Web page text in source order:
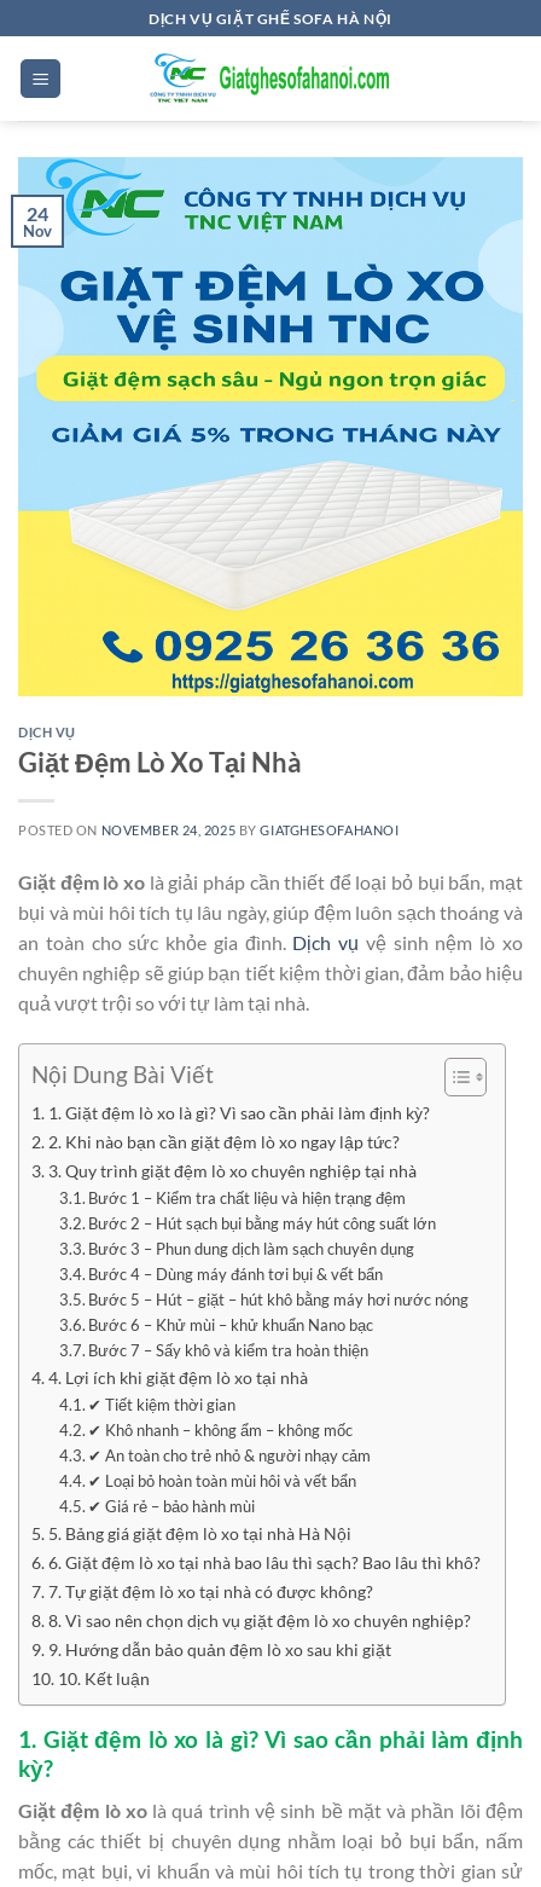
to
content
DỊCH VỤ GIẶT GHẾ SOFA HÀ NỘI
24
Nov
DỊCH VỤ
Giặt Đệm Lò Xo Tại Nhà
POSTED ON NOVEMBER 24, 2025 BYGIATGHESOFAHANOI
Giặt đệm lò xolà giải pháp cần thiết để loại bỏ bụi bẩn, mạt
bụi và mùi hôi tích tụ lâu ngày, giúp đệm luôn sạch thoáng và
an toàn cho sức khỏe gia đình. Dịch vụ vệ sinh nệm lò xo
chuyên nghiệp sẽ giúp bạn tiết kiệm thời gian, đảm bảo hiệu
quả vượt trội so với tự làm tại nhà.
Nội Dung Bài Viết
1. Giặt đệm lò xo là gì? Vì sao cần phải làm định kỳ?
2. Khi nào bạn cần giặt đệm lò xo ngay lập tức?
3. Quy trình giặt đệm lò xo chuyên nghiệp tại nhà
Bước 1 – Kiểm tra chất liệu và hiện trạng đệm
Bước 2 – Hút sạch bụi bằng máy hút công suất lớn
Bước 3 – Phun dung dịch làm sạch chuyên dụng
Bước 4 – Dùng máy đánh tơi bụi & vết bẩn
Bước 5 – Hút – giặt – hút khô bằng máy hơi nước nóng
Bước 6 – Khử mùi – khử khuẩn Nano bạc
Bước 7 – Sấy khô và kiểm tra hoàn thiện
4. Lợi ích khi giặt đệm lò xo tại nhà
✔ Tiết kiệm thời gian
✔ Khô nhanh – không ẩm – không mốc
✔ An toàn cho trẻ nhỏ & người nhạy cảm
✔ Loại bỏ hoàn toàn mùi hôi và vết bẩn
✔ Giá rẻ – bảo hành mùi
5. Bảng giá giặt đệm lò xo tại nhà Hà Nội
6. Giặt đệm lò xo tại nhà bao lâu thì sạch? Bao lâu thì khô?
7. Tự giặt đệm lò xo tại nhà có được không?
8. Vì sao nên chọn dịch vụ giặt đệm lò xo chuyên nghiệp?
9. Hướng dẫn bảo quản đệm lò xo sau khi giặt
10. Kết luận
1. Giặt đệm lò xo là gì? Vì sao cần phải làm định
kỳ?
Giặt đệm lò xolà quá trình vệ sinh bề mặt và phần lõi đệm
bằng các thiết bị chuyên dụng nhằm loại bỏ bụi bẩn, nấm
mốc, mạt bụi, vi khuẩn và mùi hôi tích tụ trong thời gian sử